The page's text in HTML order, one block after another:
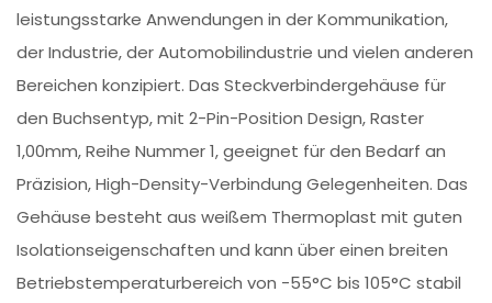
leistungsstarke Anwendungen in der Kommunikation,
der Industrie, der Automobilindustrie und vielen anderen
Bereichen konzipiert. Das Steckverbindergehäuse für
den Buchsentyp, mit 2-Pin-Position Design, Raster
1,00mm, Reihe Nummer 1, geeignet für den Bedarf an
Präzision, High-Density-Verbindung Gelegenheiten. Das
Gehäuse besteht aus weißem Thermoplast mit guten
Isolationseigenschaften und kann über einen breiten
Betriebstemperaturbereich von -55°C bis 105°C stabil